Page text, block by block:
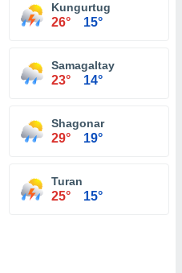
Kungurtug
26° 15°
Samagaltay
23° 14°
Shagonar
29° 19°
Turan
25° 15°